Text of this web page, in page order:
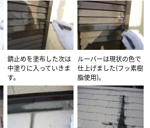
錆止めを塗布した次は
中塗りに入っていきま
す。
ルーバーは現状の色で
仕上げました(フッ素樹
脂使用)。